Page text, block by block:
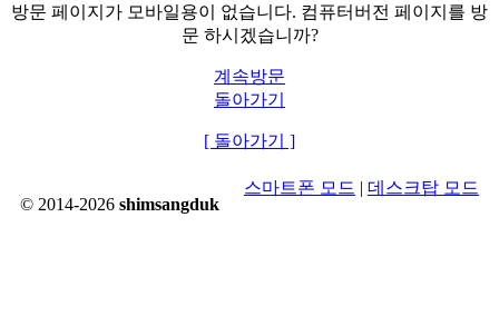
방문 페이지가 모바일용이 없습니다. 컴퓨터버전 페이지를 방
문 하시겠습니까?
계속방문
돌아가기
[ 돌아가기 ]
© 2014-2026 shimsangduk
스마트폰 모드 | 데스크탑 모드